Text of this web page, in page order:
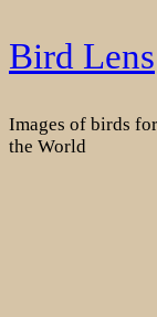
Skip
to
Bird Lens
Images of birds
the World